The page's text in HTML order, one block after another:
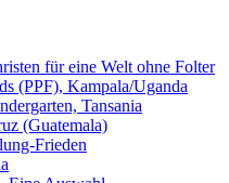
für eine Welt ohne Folter
(PPF), Kampala/Uganda
Tansania
(Guatemala)
Frieden